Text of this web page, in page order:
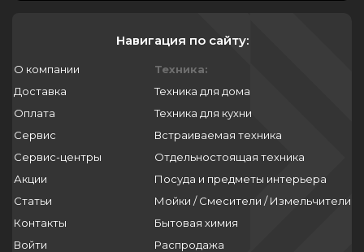
Навигация по сайту:
О компании
Доставка
Оплата
Сервис
Сервис-центры
Акции
Статьи
Контакты
Войти
Техника:
Техника для дома
Техника для кухни
Встраиваемая техника
Отдельностоящая техника
Посуда и предметы интерьера
Мойки / Смесители / Измельчители
Бытовая химия
Распродажа